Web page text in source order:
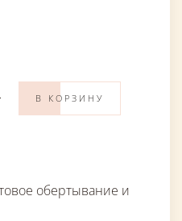
обертывание и
В КОРЗИНУ